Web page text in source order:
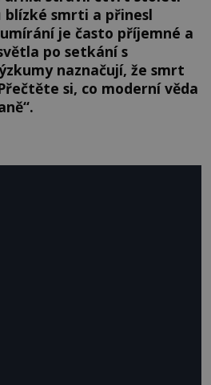
smrti a přinesl
je často příjemné a
po setkání s
naznačují, že smrt
si, co moderní věda